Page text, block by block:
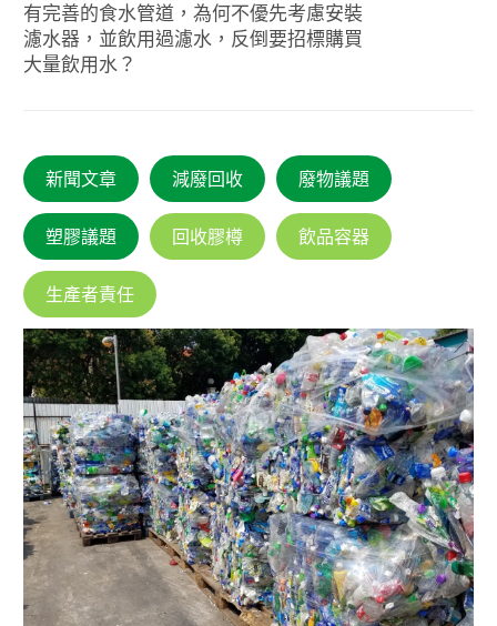
有完善的食水管道，為何不優先考慮安裝
濾水器，並飲用過濾水，反倒要招標購買
大量飲用水？
新聞文章 減廢回收 廢物議題
塑膠議題 回收膠樽 飲品容器
生產者責任